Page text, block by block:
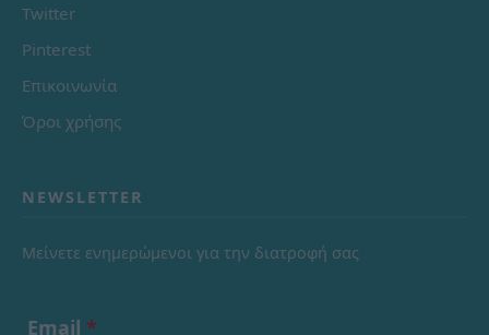
Twitter
Pinterest
Επικοινωνία
Όροι χρήσης
NEWSLETTER
Μείνετε ενημερώμενοι για την διατροφή σας
Email *